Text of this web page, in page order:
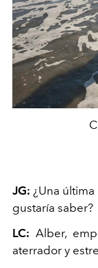
JG: ¿Una
gustaría saber?
LC: Alber,
aterrador y